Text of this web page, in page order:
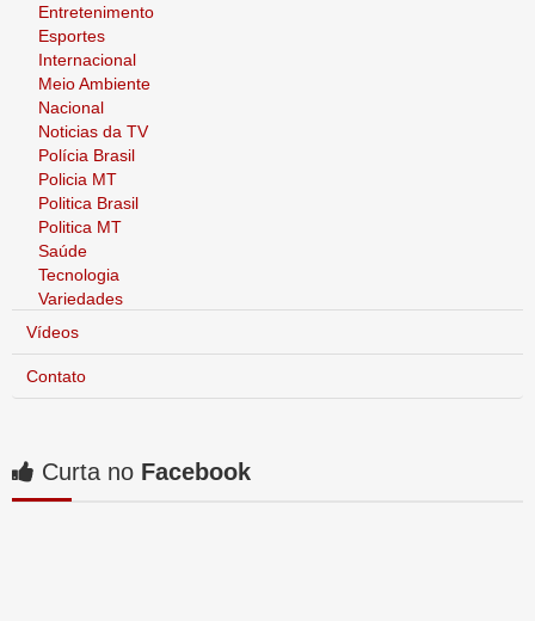
Entretenimento
Esportes
Internacional
Meio Ambiente
Nacional
Noticias da TV
Polícia Brasil
Policia MT
Politica Brasil
Politica MT
Saúde
Tecnologia
Variedades
Vídeos
Contato
Curta no Facebook